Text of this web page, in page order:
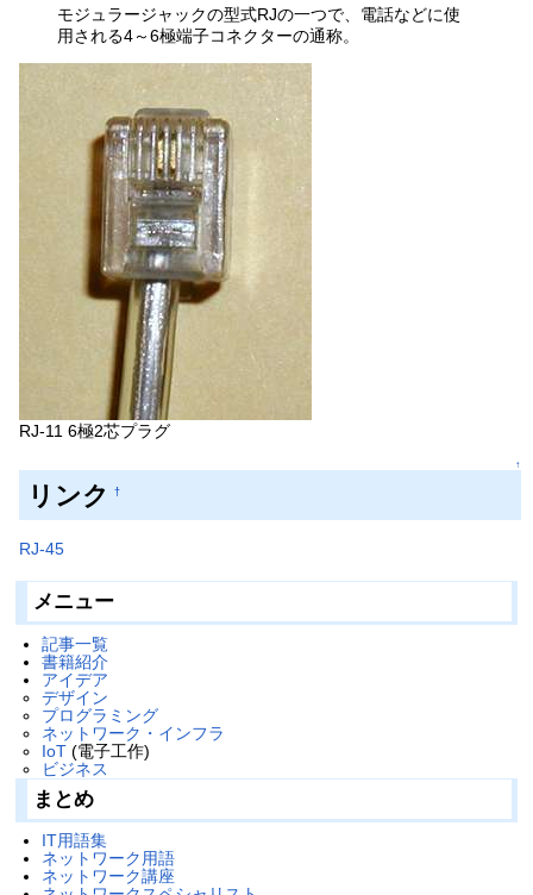
モジュラージャックの型式RJの一つで、電話などに使
用される4～6極端子コネクターの通称。
RJ-11 6極2芯プラグ
↑
リンク †
RJ-45
メニュー
記事一覧
書籍紹介
アイデア
デザイン
プログラミング
ネットワーク・インフラ
IoT(電子工作)
ビジネス
まとめ
IT用語集
ネットワーク用語
ネットワーク講座